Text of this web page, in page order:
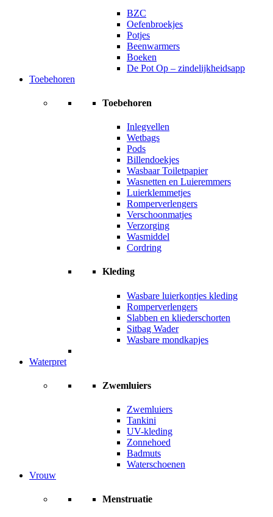
BZC
Oefenbroekjes
Potjes
Beenwarmers
Boeken
De Pot Op – zindelijkheidsapp
Toebehoren
Toebehoren
Inlegvellen
Wetbags
Pods
Billendoekjes
Wasbaar Toiletpapier
Wasnetten en Luieremmers
Luierklemmetjes
Romperverlengers
Verschoonmatjes
Verzorging
Wasmiddel
Cordring
Kleding
Wasbare luierkontjes kleding
Romperverlengers
Slabben en kliederschorten
Sitbag Wader
Wasbare mondkapjes
Waterpret
Zwemluiers
Zwemluiers
Tankini
UV-kleding
Zonnehoed
Badmuts
Waterschoenen
Vrouw
Menstruatie